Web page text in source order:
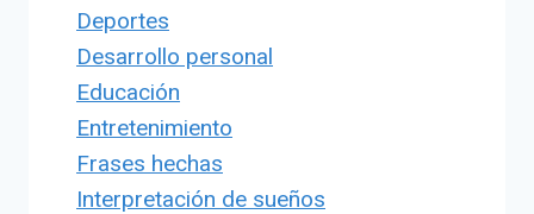
Deportes
Desarrollo personal
Educación
Entretenimiento
Frases hechas
Interpretación de sueños